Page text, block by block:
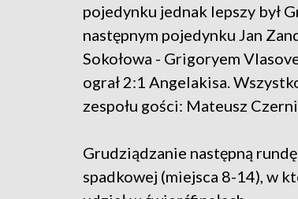
pojedynku jednak lepszy był
następnym pojedynku Jan
Sokołowa - Grigoryem
ograł 2:1 Angelakisa.
zespołu gości: Mateusz
Grudziądzanie następną
spadkowej (miejsca 8-14), w